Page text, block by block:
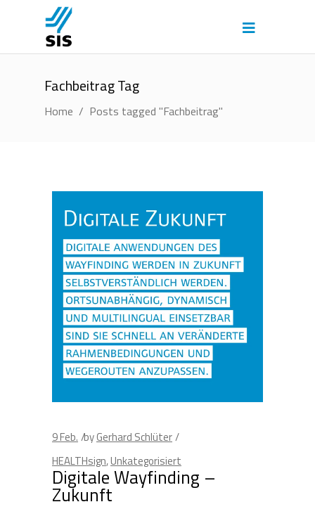
Fachbeitrag Tag
Home / Posts tagged "Fachbeitrag"
9Feb. byGerhard Schlüter
HEALTHsign,Unkategorisiert
Digitale Wayfinding –
Zukunft